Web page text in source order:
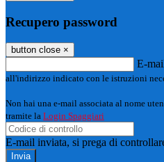
Recupero password
button close ×
E-
all'indirizzo indicato con le istruzioni
Non hai una e-mail associata al nome
tramite la Login Spaggiari
E-mail inviata, si prega di